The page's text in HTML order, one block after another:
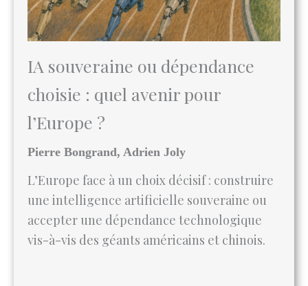
IA souveraine ou dépendance
choisie : quel avenir pour
l’Europe ?
Pierre Bongrand, Adrien Joly
L’Europe face à un choix décisif : construire
une intelligence artificielle souveraine ou
vis-à-vis des géants américains et chinois.